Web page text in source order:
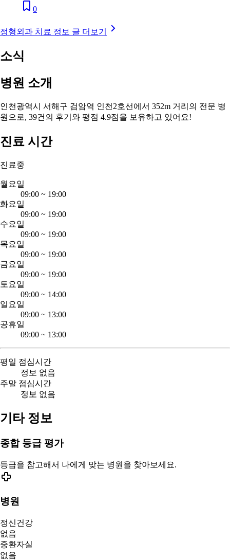
0
정형외과 치료 정보 글 더보기
소식
병원 소개
인천광역시 서해구 검암역 인천2호선에서 352m 거리의 전문 병
원으로, 39건의 후기와 평점 4.9점을 보유하고 있어요!
진료 시간
진료중
월요일
09:00 ~ 19:00
화요일
09:00 ~ 19:00
수요일
09:00 ~ 19:00
목요일
09:00 ~ 19:00
금요일
09:00 ~ 19:00
토요일
09:00 ~ 14:00
일요일
09:00 ~ 13:00
공휴일
09:00 ~ 13:00
평일 점심시간
정보 없음
주말 점심시간
정보 없음
기타 정보
종합 등급 평가
등급을 참고해서 나에게 맞는 병원을 찾아보세요.
병원
정신건강
없음
중환자실
없음